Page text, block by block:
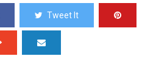
Tweet It